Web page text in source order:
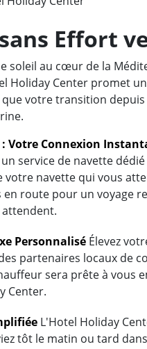
Effort
soleil au cœur de la
Center promet
votre transition
Votre Connexion
service de navette
navette qui vous
en route pour un
Personnalisé Élevez
partenaires locaux de
sera prête à
Center.
L'Hotel Holiday
tôt le matin ou tard